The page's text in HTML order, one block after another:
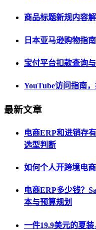
商品标题新规内容
日本亚马逊购物指
宝付平台扣款查询
YouTube访问指南
最新文章
电商ERP和进销存
选型判断
如何个人开跨境电
电商ERP多少钱？
本与预算规划
一件19.9美元的夏